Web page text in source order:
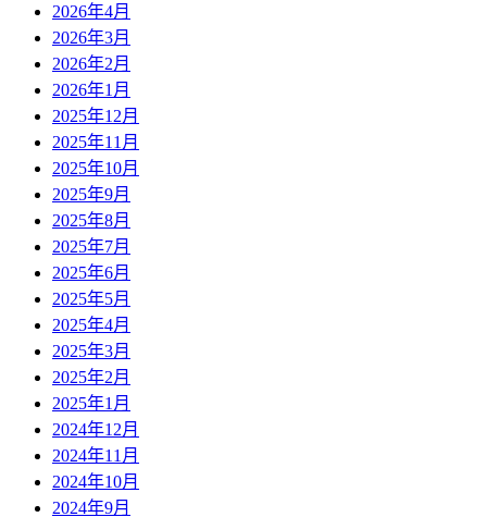
2026年4月
2026年3月
2026年2月
2026年1月
2025年12月
2025年11月
2025年10月
2025年9月
2025年8月
2025年7月
2025年6月
2025年5月
2025年4月
2025年3月
2025年2月
2025年1月
2024年12月
2024年11月
2024年10月
2024年9月